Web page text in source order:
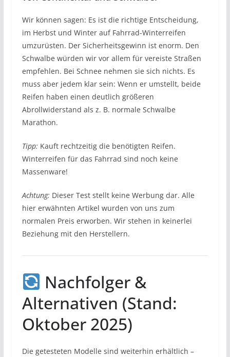
Wir können sagen: Es ist die richtige Entscheidung,
im Herbst und Winter auf Fahrrad-Winterreifen
umzurüsten. Der Sicherheitsgewinn ist enorm. Den
Schwalbe würden wir vor allem für vereiste Straßen
empfehlen. Bei Schnee nehmen sie sich nichts. Es
muss aber jedem klar sein: Wenn er umstellt, beide
Reifen haben einen deutlich größeren
Abrollwiderstand als z. B. normale Schwalbe
Marathon.
Tipp: Kauft rechtzeitig die benötigten Reifen.
Winterreifen für das Fahrrad sind noch keine
Massenware!
Achtung: Dieser Test stellt keine Werbung dar. Alle
hier erwähnten Artikel wurden von uns zum
normalen Preis erworben. Wir stehen in keinerlei
Beziehung mit den Herstellern.
Nachfolger &
Alternativen (Stand:
Oktober 2025)
Die getesteten Modelle sind weiterhin erhältlich –